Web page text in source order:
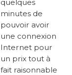
quelques
minutes de
pouvoir avoir
une connexion
Internet pour
un prix tout à
fait raisonnable